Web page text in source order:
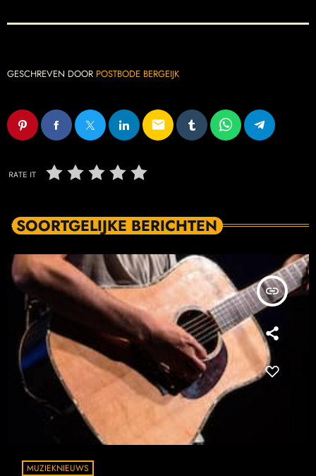
GESCHREVEN DOOR POSTBODE BERGEIJK
email
RATE IT
SOORTGELIJKE BERICHTEN
insert_link
MUZIEKNIEUWS